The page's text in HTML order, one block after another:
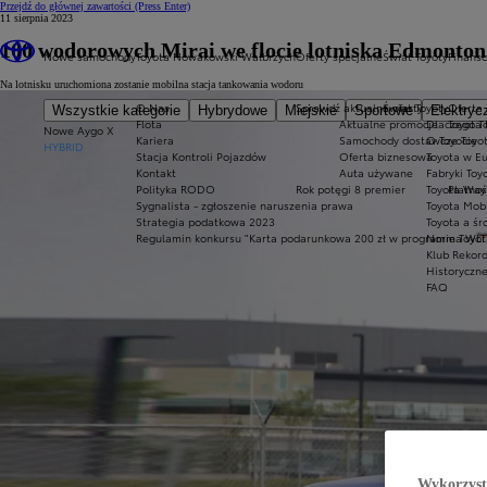
Przejdź do głównej zawartości (Press Enter)
Nowe samochody
Wszystkie kategorie Hybrydowe Miejskie Sportowe
Nowe Aygo X
HYBRID
Toyota Nowakowski Wałbrzych
O Nas
Flota
Kariera
Stacja Kontroli Pojazdów
Kontakt
Polityka RODO
Sygnalista - zgłoszenie naruszenia prawa
Strategia podatkowa 2023
Regulamin konkursu "Karta podarunkowa 200 zł w programie
Oferty specjalne
Sprawdź aktualne oferty
Aktualne promocje
Samochody dostawcze
Oferta biznesowa
Auta używane
Rok potęgi 8 premier
Świat Toyoty
Świat Toyoty
Dlaczego
O Toyocie
Toyota w
Fabryki
Toyota Way
Toyota
Toyota a
Norma
Klub
FAQ
Oferta
Toyota
11 sierpnia 2023
100 wodorowych Mirai we flocie lotniska
Na lotnisku uruchomiona zostanie mobilna stacja tankowania wodoru